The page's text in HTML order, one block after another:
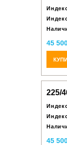
45
225/
45